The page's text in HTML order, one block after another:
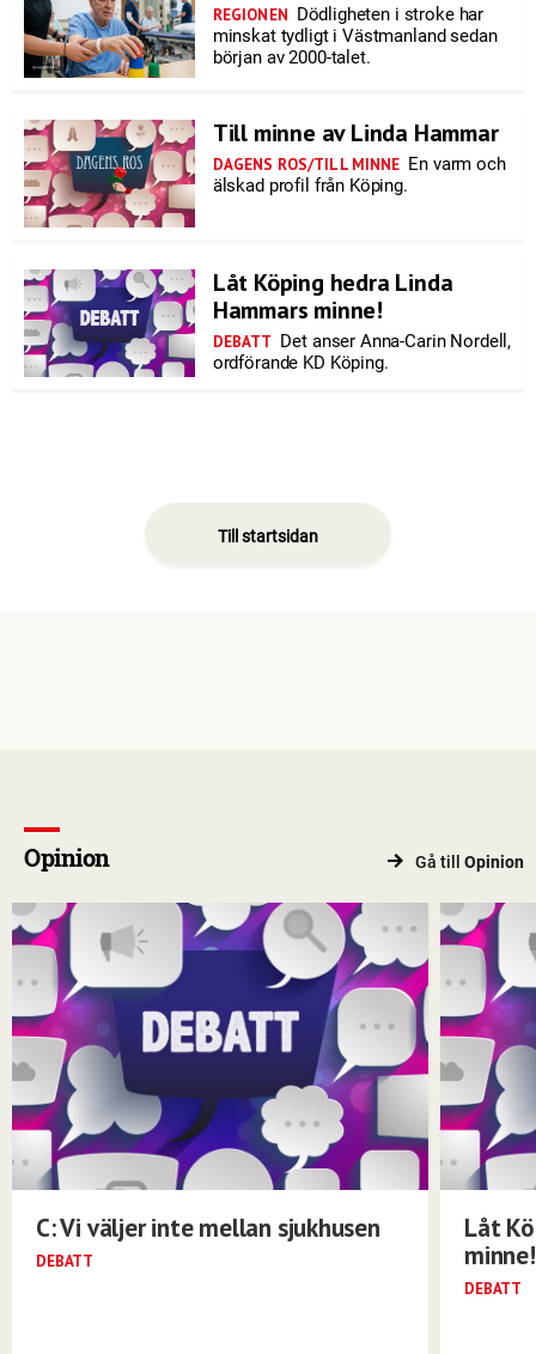
REGIONEN Dödligheten i stroke har
minskat tydligt i Västmanland sedan
början av 2000-talet.
Till minne av Linda Hammar
DAGENS ROS/TILL MINNE En varm och
älskad profil från Köping.
Låt Köping hedra Linda
Hammars minne!
DEBATT Det anser Anna-Carin Nordell,
ordförande KD Köping.
Till startsidan
Opinion Gå till Opinion
C: Vi väljer inte mellan sjukhusen
DEBATT
Låt
minne!
DEBATT